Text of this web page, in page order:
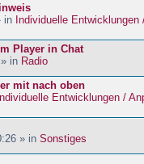
in Individuelle Entwicklungen
Player in Chat
in Radio
mit nach oben
Individuelle Entwicklungen /
» in Sonstiges